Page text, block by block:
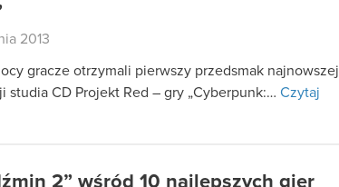
2013
gracze otrzymali pierwszy przedsmak najnowszej
studia CD Projekt Red – gry „Cyberpunk:… Czytaj
2” wśród 10 najlepszych gier